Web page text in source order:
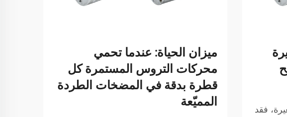
فقد
ميزان الحياة: عندما تحمي
محركات التروس المستمرة كل
قطرة بدقة في المضخات الطردة
المميّعة